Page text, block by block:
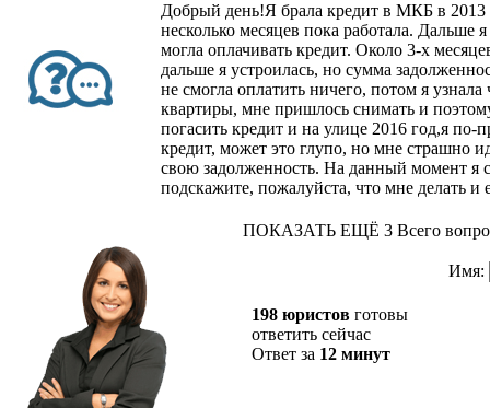
Добрый день!Я брала кредит в МКБ в 2013
несколько месяцев пока работала. Дальше
могла оплачивать кредит. Около 3-х
дальше я устроилась, но сумма
не смогла оплатить ничего, потом я
квартиры, мне пришлось снимать и
погасить кредит и на улице 2016 год,я по-
кредит, может это глупо, но мне страшно
свою задолженность. На данный момент я
подскажите, пожалуйста, что мне делать и
ПОКАЗАТЬ ЕЩЁ 3 Всего
198 юристов готовы
ответить сейчас
Ответ за 12 минут
Имя: